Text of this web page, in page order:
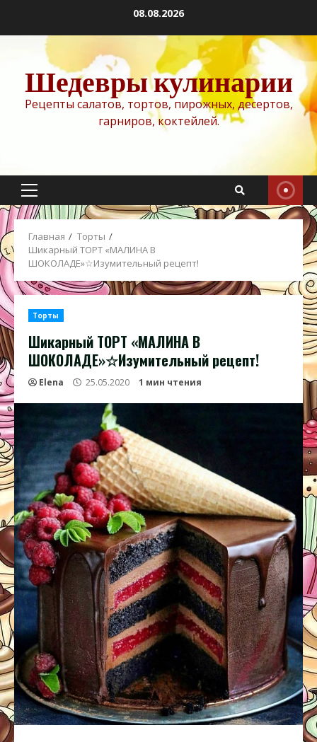
содержимому
08.08.2026
Шедевры кулинарии
Рецепты салатов, тортов, пирожных, десертов,
гарниров, коктейлей.
Основное
меню
Главная
Торты
Шикарный ТОРТ «МАЛИНА В
ШОКОЛАДЕ»☆Изумительный рецепт!
Торты
Шикарный ТОРТ «МАЛИНА В
ШОКОЛАДЕ»☆Изумительный рецепт!
Elena 25.05.2020 1 мин чтения